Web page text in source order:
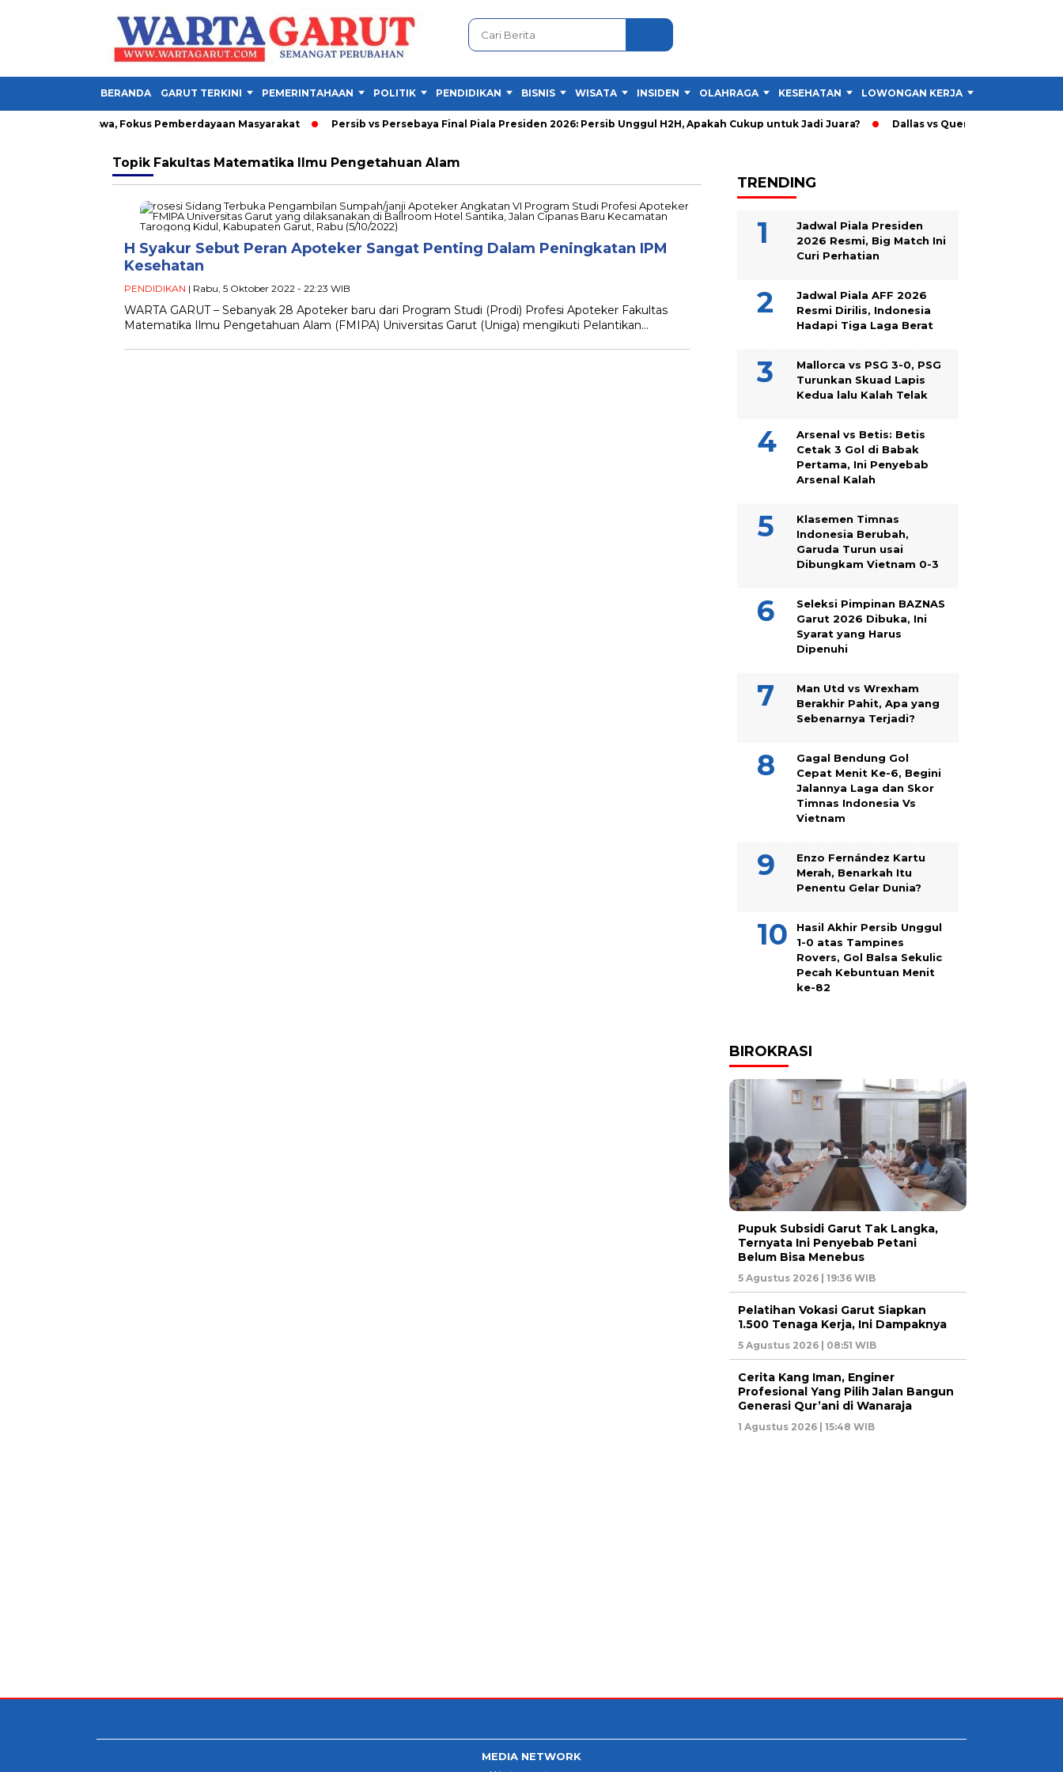
BERANDA GARUT TERKINI PEMERINTAHAAN POLITIK PENDIDIKAN BISNIS WISATA INSIDEN OLAHRAGA KESEHATAN LOWONGAN KERJA
1.342 Mahasiswa, Fokus Pemberdayaan Masyarakat Persib vs Persebaya Final Piala Presiden 2026: Persib Unggul H2H, Apakah Cukup untuk Jadi Juara? Dallas vs Querétaro: Gol Santiago
Topik Fakultas Matematika Ilmu Pengetahuan Alam
H Syakur Sebut Peran Apoteker Sangat Penting Dalam Peningkatan IPM
Kesehatan
PENDIDIKAN | Rabu, 5 Oktober 2022 - 22:23 WIB
WARTA GARUT – Sebanyak 28 Apoteker baru dari Program Studi (Prodi) Profesi Apoteker Fakultas
Matematika Ilmu Pengetahuan Alam (FMIPA) Universitas Garut (Uniga) mengikuti Pelantikan…
TRENDING
Jadwal Piala Presiden
2026 Resmi, Big Match Ini
Curi Perhatian
Jadwal Piala AFF 2026
Resmi Dirilis, Indonesia
Hadapi Tiga Laga Berat
Mallorca vs PSG 3-0, PSG
Turunkan Skuad Lapis
Kedua lalu Kalah Telak
Arsenal vs Betis: Betis
Cetak 3 Gol di Babak
Pertama, Ini Penyebab
Arsenal Kalah
Klasemen Timnas
Indonesia Berubah,
Garuda Turun usai
Dibungkam Vietnam 0-3
Seleksi Pimpinan BAZNAS
Garut 2026 Dibuka, Ini
Syarat yang Harus
Dipenuhi
Man Utd vs Wrexham
Berakhir Pahit, Apa yang
Sebenarnya Terjadi?
Gagal Bendung Gol
Cepat Menit Ke-6, Begini
Jalannya Laga dan Skor
Timnas Indonesia Vs
Vietnam
Enzo Fernández Kartu
Merah, Benarkah Itu
Penentu Gelar Dunia?
Hasil Akhir Persib Unggul
1-0 atas Tampines
Rovers, Gol Balsa Sekulic
Pecah Kebuntuan Menit
ke-82
BIROKRASI
Pupuk Subsidi Garut Tak Langka,
Ternyata Ini Penyebab Petani
Belum Bisa Menebus
5 Agustus 2026 | 19:36 WIB
Pelatihan Vokasi Garut Siapkan
1.500 Tenaga Kerja, Ini Dampaknya
5 Agustus 2026 | 08:51 WIB
Cerita Kang Iman, Enginer
Profesional Yang Pilih Jalan Bangun
Generasi Qur’ani di Wanaraja
1 Agustus 2026 | 15:48 WIB
MEDIA NETWORK